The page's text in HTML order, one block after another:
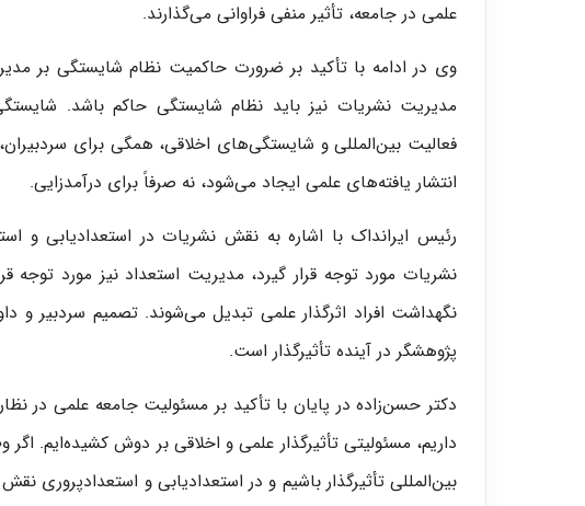
علمی در جامعه، تأثیر منفی فراوانی می‌گذارند.
وی در ادامه با تأکید بر ضرورت حاکمیت نظام شایستگی بر
مدیریت نشریات نیز باید نظام شایستگی حاکم باشد.
فعالیت بین‌المللی و شایستگی‌های اخلاقی، همگی برای
انتشار یافته‌های علمی ایجاد می‌شود، نه صرفاً برای درآمدزایی.
رئیس ایرانداک با اشاره به نقش نشریات در استعدادیابی
نشریات مورد توجه قرار گیرد، مدیریت استعداد نیز مورد
نگهداشت افراد اثرگذار علمی تبدیل می‌شوند. تصمیم
پژوهشگر در آینده تأثیرگذار است.
دکتر حسن‌زاده در پایان با تأکید بر مسئولیت جامعه علمی در
داریم، مسئولیتی تأثیرگذار علمی و اخلاقی بر دوش کشیده‌ایم.
بین‌المللی تأثیرگذار باشیم و در استعدادیابی و استعدادپروری